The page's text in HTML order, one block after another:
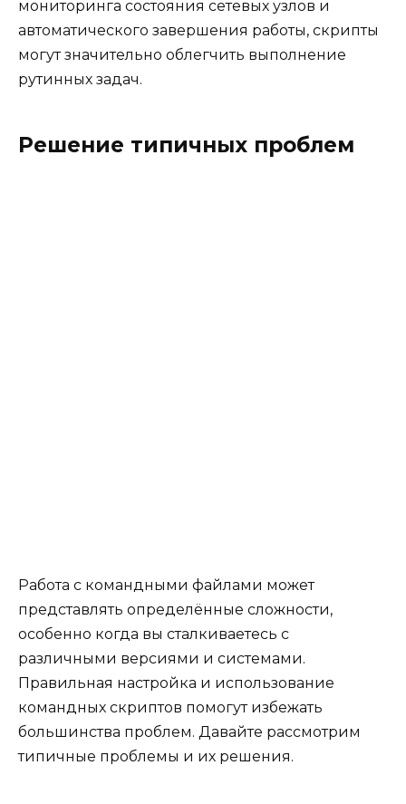
мониторинга состояния сетевых узлов и
автоматического завершения работы, скрипты
могут значительно облегчить выполнение
рутинных задач.
Решение типичных проблем
Работа с командными файлами может
представлять определённые сложности,
особенно когда вы сталкиваетесь с
различными версиями и системами.
Правильная настройка и использование
командных скриптов помогут избежать
большинства проблем. Давайте рассмотрим
типичные проблемы и их решения.